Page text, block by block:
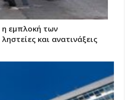
η εμπλοκή των
και ανατινάξεις